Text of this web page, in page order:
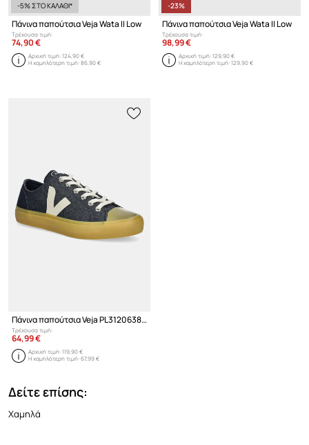
-5% ΣΤΟ ΚΑΛΑΘΙ*
Πάνινα παπούτσια Veja Wata II Low
Τρέχουσα τιμή:
74,90 €
Αρχική τιμή:124,90 €
Η χαμηλότερη τιμή:86,90 €
-23%
Πάνινα παπούτσια Veja Wata II Low
Τρέχουσα τιμή:
98,99 €
Αρχική τιμή:129,90 €
Η χαμηλότερη τιμή:129,90 €
Πάνινα παπούτσια Veja PL3120638B WATA II LOW
Τρέχουσα τιμή:
64,99 €
Αρχική τιμή:119,90 €
Η χαμηλότερη τιμή:67,99 €
Δείτε επίσης:
Χαμηλά